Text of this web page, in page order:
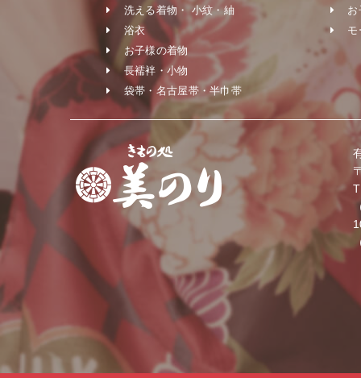
洗える着物・ 小紋・紬
浴衣
お子様の着物
長襦袢・小物
袋帯・名古屋帯・半巾帯
お
モ